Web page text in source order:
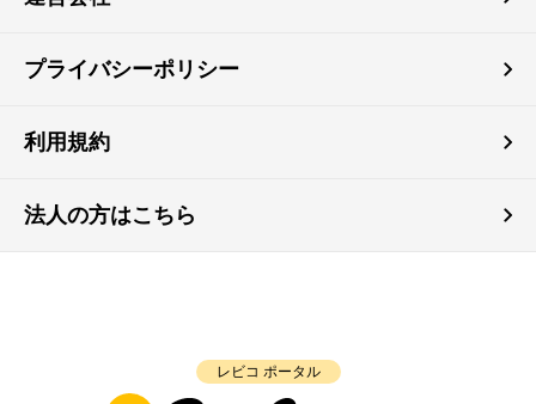
プライバシーポリシー
利用規約
法人の方はこちら
レビコ ポータル